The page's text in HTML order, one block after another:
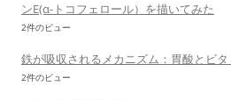
ンE(α-トコフェロール）を描いてみた
2件のビュー
鉄が吸収されるメカニズム：胃酸とビ
2件のビュー